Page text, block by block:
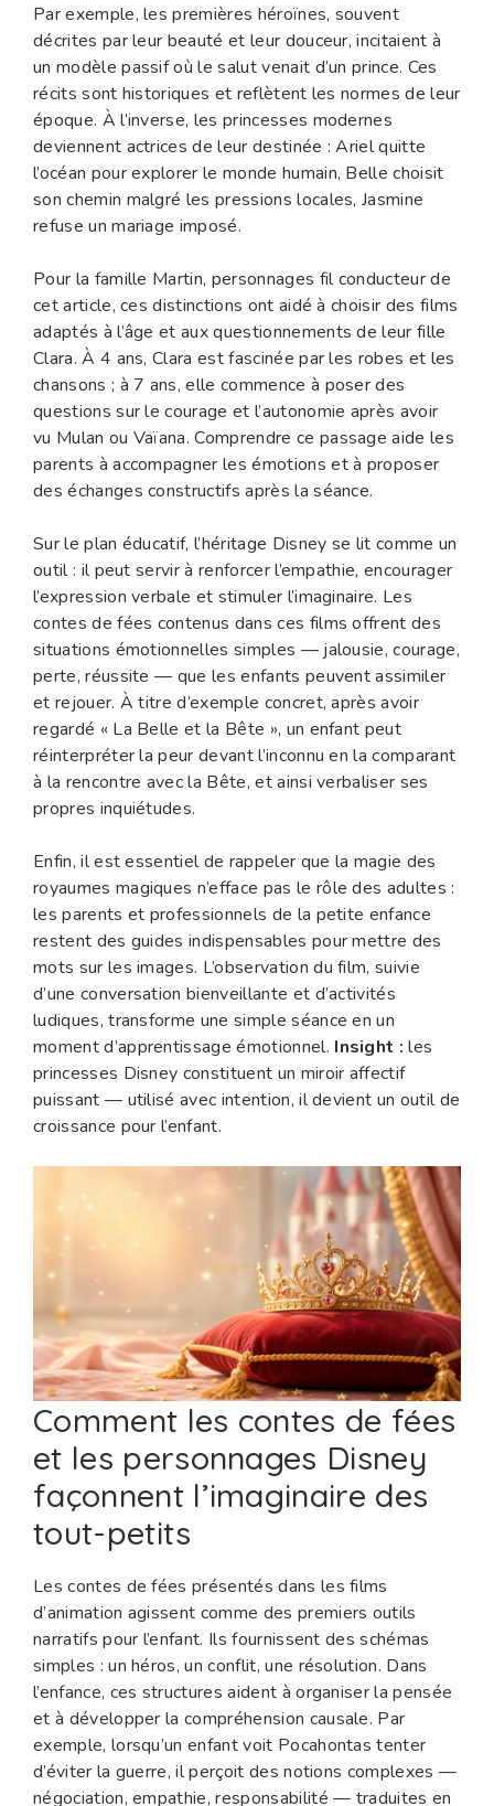
Par exemple, les premières héroïnes, souvent
décrites par leur beauté et leur douceur, incitaient à
un modèle passif où le salut venait d’un prince. Ces
récits sont historiques et reflètent les normes de leur
époque. À l’inverse, les princesses modernes
deviennent actrices de leur destinée : Ariel quitte
l’océan pour explorer le monde humain, Belle choisit
son chemin malgré les pressions locales, Jasmine
refuse un mariage imposé.
Pour la famille Martin, personnages fil conducteur de
cet article, ces distinctions ont aidé à choisir des films
adaptés à l’âge et aux questionnements de leur fille
Clara. À 4 ans, Clara est fascinée par les robes et les
chansons ; à 7 ans, elle commence à poser des
questions sur le courage et l’autonomie après avoir
vu Mulan ou Vaïana. Comprendre ce passage aide les
parents à accompagner les émotions et à proposer
des échanges constructifs après la séance.
Sur le plan éducatif, l’héritage Disney se lit comme un
outil : il peut servir à renforcer l’empathie, encourager
l’expression verbale et stimuler l’imaginaire. Les
contes de fées contenus dans ces films offrent des
situations émotionnelles simples — jalousie, courage,
perte, réussite — que les enfants peuvent assimiler
et rejouer. À titre d’exemple concret, après avoir
regardé « La Belle et la Bête », un enfant peut
réinterpréter la peur devant l’inconnu en la comparant
à la rencontre avec la Bête, et ainsi verbaliser ses
propres inquiétudes.
Enfin, il est essentiel de rappeler que la magie des
royaumes magiques n’efface pas le rôle des adultes :
les parents et professionnels de la petite enfance
restent des guides indispensables pour mettre des
mots sur les images. L’observation du film, suivie
d’une conversation bienveillante et d’activités
ludiques, transforme une simple séance en un
moment d’apprentissage émotionnel. Insight : les
princesses Disney constituent un miroir affectif
puissant — utilisé avec intention, il devient un outil de
croissance pour l’enfant.
Comment les contes de fées
et les personnages Disney
façonnent l’imaginaire des
tout-petits
Les contes de fées présentés dans les films
d’animation agissent comme des premiers outils
narratifs pour l’enfant. Ils fournissent des schémas
simples : un héros, un conflit, une résolution. Dans
l’enfance, ces structures aident à organiser la pensée
et à développer la compréhension causale. Par
exemple, lorsqu’un enfant voit Pocahontas tenter
d’éviter la guerre, il perçoit des notions complexes —
négociation, empathie, responsabilité — traduites en